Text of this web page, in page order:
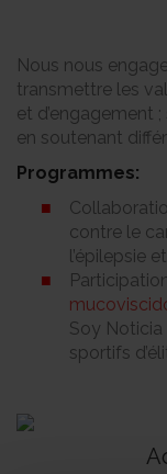
Nous nous
transmettre les
et d’engagement
en soutenant
Programmes:
contre le
l’épilepsie
Soy
sportifs